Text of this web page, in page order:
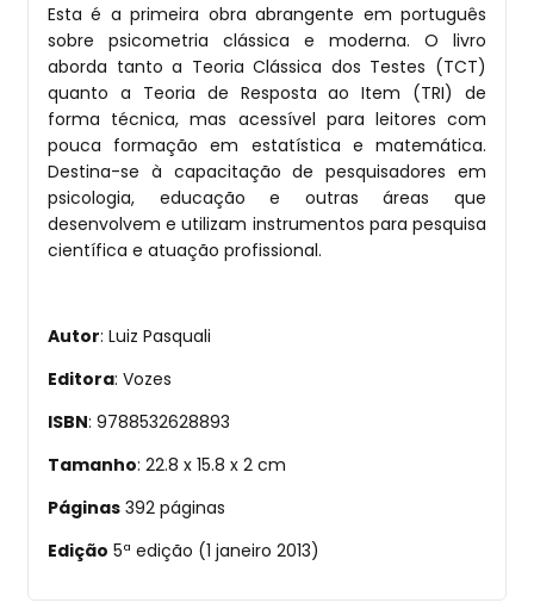
Esta é a primeira obra abrangente em português
sobre psicometria clássica e moderna. O livro
aborda tanto a Teoria Clássica dos Testes (TCT)
quanto a Teoria de Resposta ao Item (TRI) de
forma técnica, mas acessível para leitores com
pouca formação em estatística e matemática.
Destina-se à capacitação de pesquisadores em
psicologia, educação e outras áreas que
desenvolvem e utilizam instrumentos para pesquisa
científica e atuação profissional.
Autor: Luiz Pasquali
Editora: Vozes
ISBN: 9788532628893
Tamanho: 22.8 x 15.8 x 2 cm
Páginas 392 páginas
Edição 5ª edição (1 janeiro 2013)